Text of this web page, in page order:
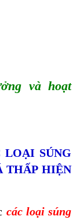
và hoạt
LOẠI SÚNG
THẤP HIỆN
các loại súng